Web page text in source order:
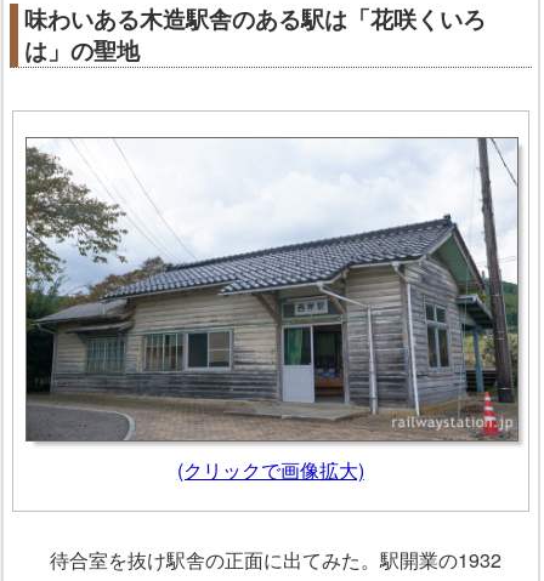
味わいある木造駅舎のある駅は「花咲くいろ
は」の聖地
(クリックで画像拡大)
待合室を抜け駅舎の正面に出てみた。駅開業の1932